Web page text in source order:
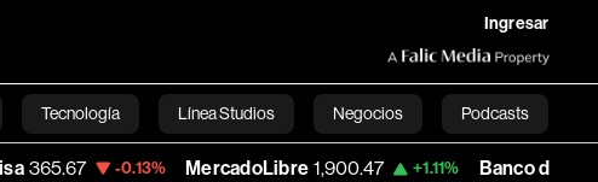
Ingresar
Tecnología Línea Studios Negocios Podcasts
Videos English
-0.13% MercadoLibre 1,900.47 +1.11% Banco de Bogota